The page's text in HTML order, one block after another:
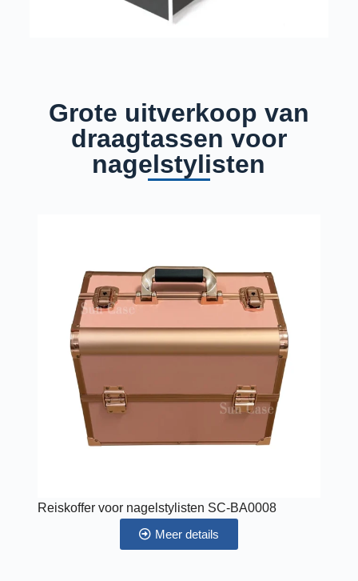
Grote uitverkoop van
draagtassen voor
nagelstylisten
Reiskoffer voor nagelstylisten SC-BA0008
Meer details